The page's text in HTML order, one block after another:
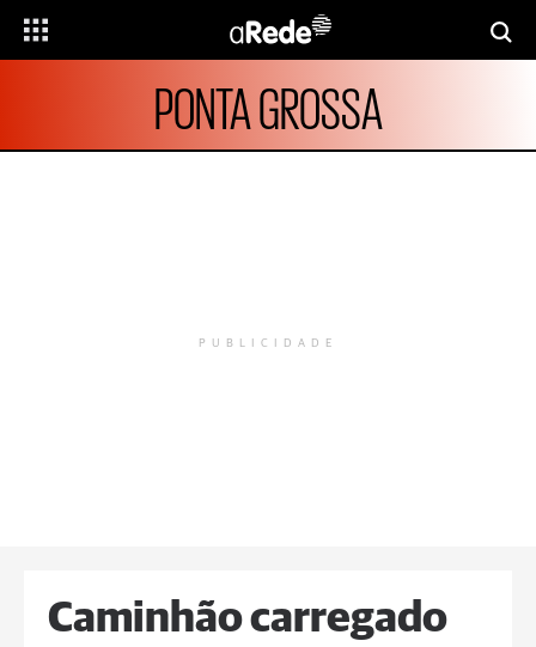
PONTA GROSSA
PUBLICIDADE
Caminhão carregado